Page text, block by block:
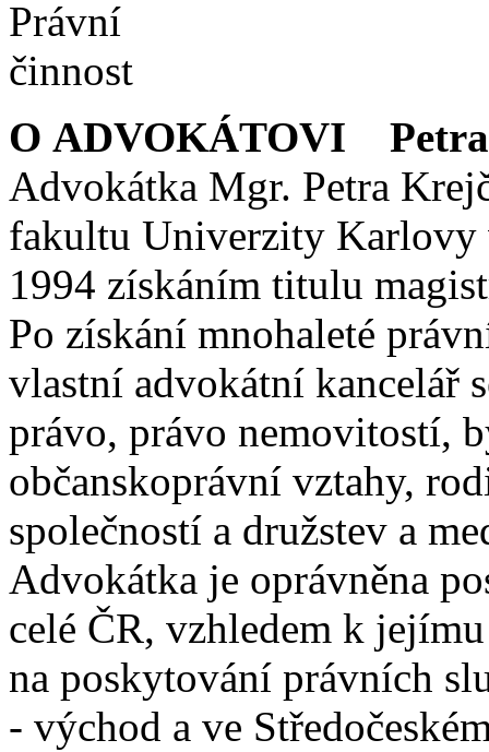
O ADVOKÁTOVI
Advokátka Mgr. Petra
fakultu Univerzity Karlovy
1994 získáním titulu
Po získání mnohaleté
vlastní advokátní kancelář
právo, právo nemovitostí,
občanskoprávní vztahy,
společností a družstev a
Advokátka je oprávněna
celé ČR, vzhledem k
na poskytování právních
- východ a ve